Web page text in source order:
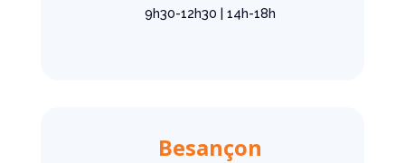
9h30-12h30 | 14h-18h
Besançon